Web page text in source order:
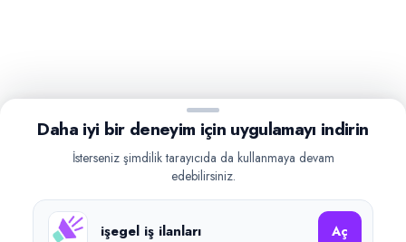
Daha iyi bir deneyim için uygulamayı indirin
İsterseniz şimdilik tarayıcıda da kullanmaya devam
edebilirsiniz.
işegel iş ilanları Aç